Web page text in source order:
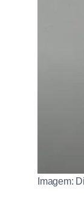
Imagem: